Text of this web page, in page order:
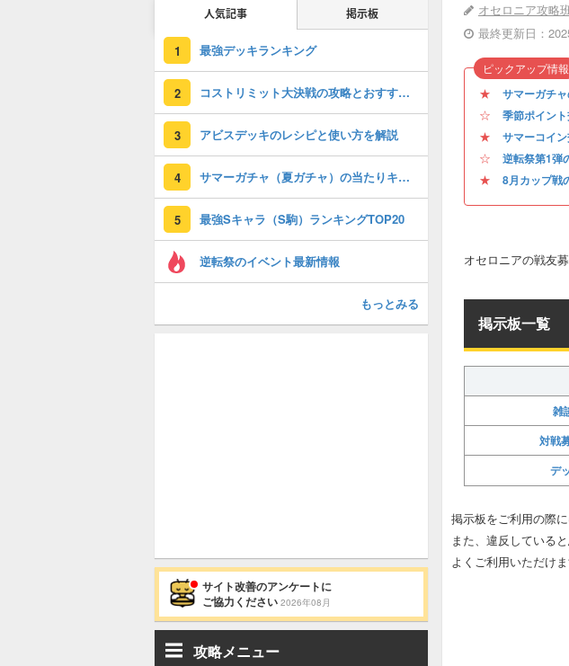
オセロニア攻略
最終更新日：
★ サマーガチ
☆ 季節ポイン
★ サマーコイ
☆ 逆転祭第1弾
★ 8月カップ戦
ピックアップ情報
オセロニアの戦友
掲示板一覧
雑
対戦
デ
掲示板をご利用の際
また、違反している
よくご利用いただけ
人気記事 掲示板
1 最強デッキランキング
2 コストリミット大決戦の攻略とおすすめデッキ
3 アビスデッキのレシピと使い方を解説
4 サマーガチャ（夏ガチャ）の当たりキャラとイベント情報
5 最強Sキャラ（S駒）ランキングTOP20
逆転祭のイベント最新情報
もっとみる
サイト改善のアンケートに
ご協力ください 2026年08月
攻略メニュー